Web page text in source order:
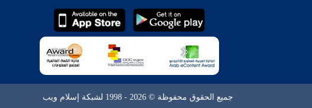
جميع الحقوق محفوظة © 2026 - 1998 لشبكة إسلام ويب